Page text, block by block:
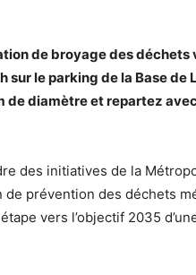
de broyage des déchets
sur le parking de la Base de
de diamètre et repartez
des initiatives de la
prévention des déchets
vers l’objectif 2035